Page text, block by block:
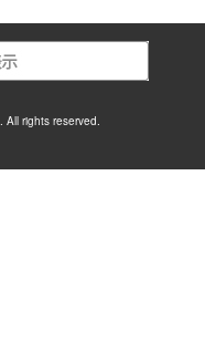
All rights reserved.